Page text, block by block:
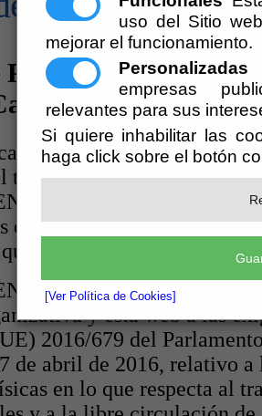
uso del Sitio
mejorar el funcionamiento.
Personalizadas
empresas
relevantes para sus
Si quiere inhabilitar las
haga click sobre el botón
[Ver Política de Cookies]